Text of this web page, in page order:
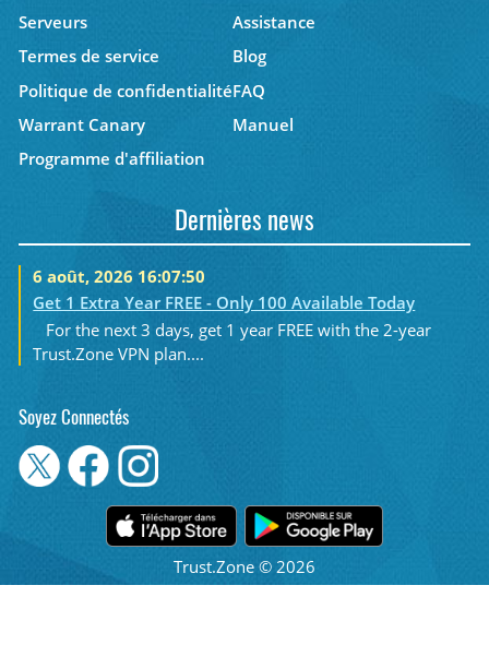
Serveurs
Assistance
Termes de service
Blog
Politique de confidentialitéFAQ
Warrant Canary
Manuel
Programme d'affiliation
Dernières news
6 août, 2026 16:07:50
Get 1 Extra Year FREE - Only 100 Available Today
For the next 3 days, get 1 year FREE with the 2-year
Trust.Zone VPN plan....
Soyez Connectés
Trust.Zone © 2026